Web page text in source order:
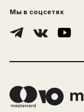
Мы в соцсетях